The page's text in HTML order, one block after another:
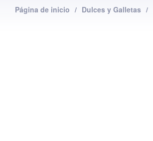
Página de inicio / Dulces y Galletas /